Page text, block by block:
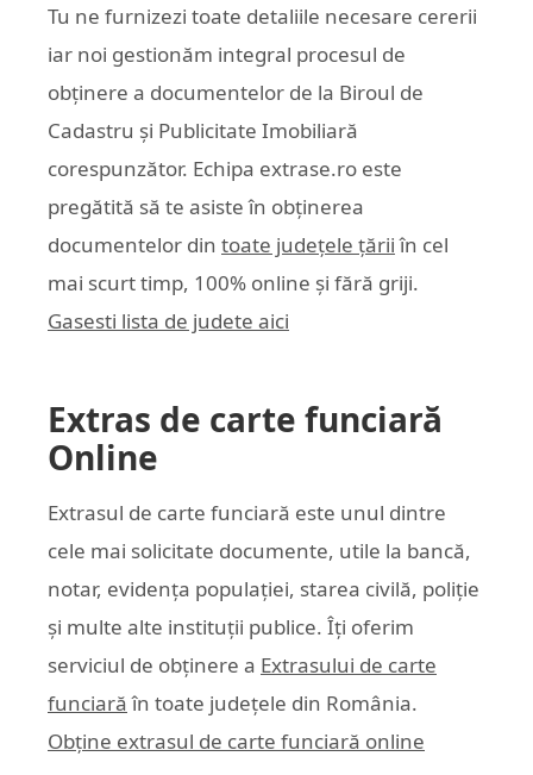
Tu ne furnizezi toate detaliile necesare cererii
iar noi gestionăm integral procesul de
obținere a documentelor de la Biroul de
Cadastru și Publicitate Imobiliară
corespunzător. Echipa extrase.ro este
pregătită să te asiste în obținerea
documentelor din toate județele țării în cel
mai scurt timp, 100% online și fără griji.
Gasesti lista de judete aici
Extras de carte funciară
Online
Extrasul de carte funciară este unul dintre
cele mai solicitate documente, utile la bancă,
notar, evidența populației, starea civilă, poliție
și multe alte instituții publice. Îți oferim
serviciul de obținere a Extrasului de carte
funciară în toate județele din România.
Obține extrasul de carte funciară online